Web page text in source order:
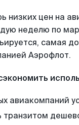
низких цен на
неделю по
самая
Аэрофлот.
авиакомпаний
транзитом